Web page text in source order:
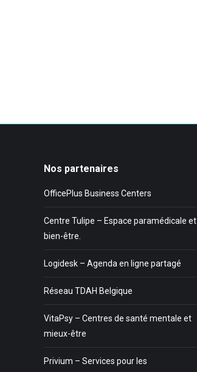
Nos partenaires
OfficePlus Business Centers
Centre Tulipe – Espace paramédicale et
bien-être.
Logidesk – Agenda en ligne partagé
Réseau TDAH Belgique
VitaPsy – Centres de santé mentale et
mieux-être
Privium – Services pour les